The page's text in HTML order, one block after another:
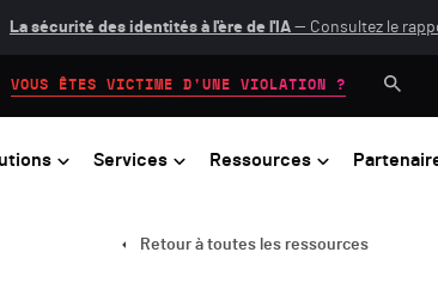
La sécurité des identités à l'ère de l'IA — Consultez le
Services Ressources
VOUS ÊTES VICTIME D'UNE VIOLATION ?
Retour à toutes les ressources